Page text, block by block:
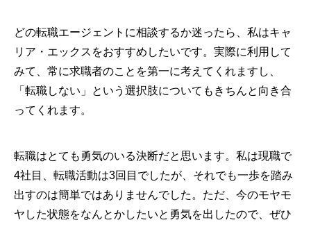
どの転職エージェントに相談するか迷ったら、私はキャ
リア・エックスをおすすめしたいです。実際に利用して
みて、常に求職者のことを第一に考えてくれますし、
「転職しない」という選択肢についてもきちんと向き合
ってくれます。
転職はとても勇気のいる決断だと思います。私は現職で
4社目、転職活動は3回目でしたが、それでも一歩を踏み
出すのは簡単ではありませんでした。ただ、今のモヤモ
ヤした状態をなんとかしたいと勇気を出したので、ぜひ